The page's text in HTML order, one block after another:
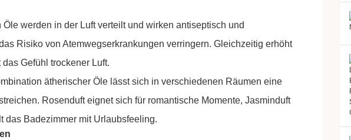
werden in der Luft verteilt und wirken antiseptisch und
Risiko von Atemwegserkrankungen verringern. Gleichzeitig erhöht
Gefühl trockener Luft.
ätherischer Öle lässt sich in verschiedenen Räumen eine
Rosenduft eignet sich für romantische Momente, Jasminduft
das Badezimmer mit Urlaubsfeeling.